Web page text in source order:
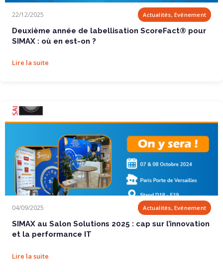
22/12/2025 Actualités, Evénement
Deuxième année de labellisation ScoreFact® pour
SIMAX : où en est-on ?
Lire la suite
04/09/2025 Actualités, Evénement
SIMAX au Salon Solutions 2025 : cap sur l’innovation
et la performance IT
Lire la suite